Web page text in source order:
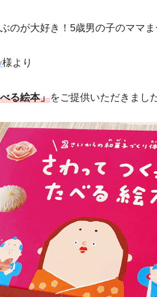
のが大好き！5歳男の子のママま
様より
る絵本」をご提供いただきまし